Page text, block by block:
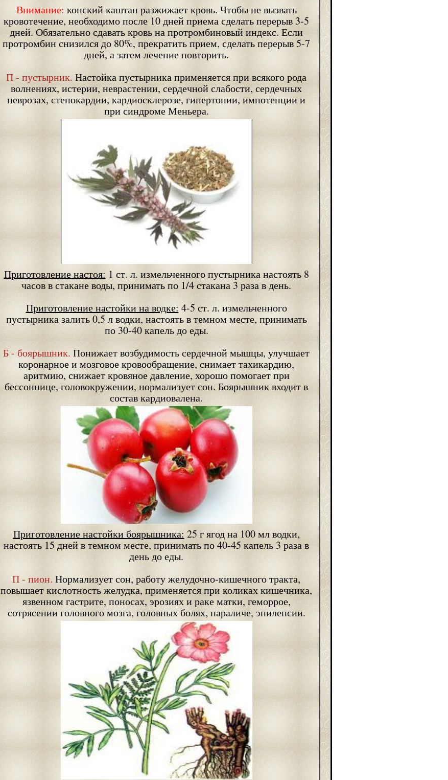
Внимание: конский каштан разжижает кровь. Чтобы не вызвать
кровотечение, необходимо после 10 дней приема сделать перерыв 3-5
дней. Обязательно сдавать кровь на протромбиновый индекс. Если
протромбин снизился до 80%, прекратить прием, сделать перерыв 5-7
дней, а затем лечение повторить.
П - пустырник. Настойка пустырника применяется при всякого рода
волнениях, истерии, неврастении, сердечной слабости, сердечных
неврозах, стенокардии, кардиосклерозе, гипертонии, импотенции и
при синдроме Меньера.
Приготовление настоя: 1 ст. л. измельченного пустырника настоять 8
часов в стакане воды, принимать по 1/4 стакана 3 раза в день.
Приготовление настойки на водке: 4-5 ст. л. измельченного
пустырника залить 0,5 л водки, настоять в темном месте, принимать
по 30-40 капель до еды.
Б - боярышник. Понижает возбудимость сердечной мышцы, улучшает
коронарное и мозговое кровообращение, снимает тахикардию,
аритмию, снижает кровяное давление, хорошо помогает при
бессоннице, головокружении, нормализует сон. Боярышник входит в
состав кардиовалена.
Приготовление настойки боярышника: 25 г ягод на 100 мл водки,
настоять 15 дней в темном месте, принимать по 40-45 капель 3 раза в
день до еды.
П - пион. Нормализует сон, работу желудочно-кишечного тракта,
повышает кислотность желудка, применяется при коликах кишечника,
язвенном гастрите, поносах, эрозиях и раке матки, геморрое,
сотрясении головного мозга, головных болях, параличе, эпилепсии.